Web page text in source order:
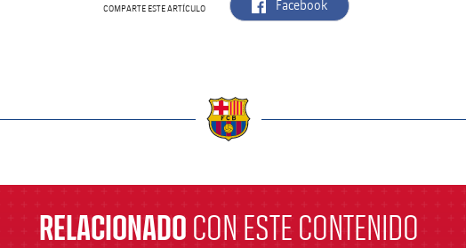
COMPARTE ESTE ARTÍCULO label.aria.facebook
Facebook
RELACIONADO CON ESTE CONTENIDO